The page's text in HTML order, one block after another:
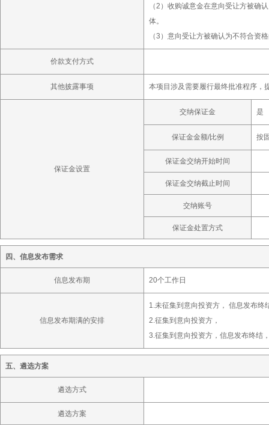
（2）收购诚意金在意向受让方被确
体。
（3）意向受让方被确认为不符合资
价款支付方式
其他披露事项 本项目涉及需要履行最终批准程序，
保证金设置
交纳保证金 是
保证金金额/比例 按
保证金交纳开始时间
保证金交纳截止时间
交纳账号
保证金处置方式
四、信息发布需求
信息发布期 20个工作日
信息发布期满的安排
1.未征集到意向投资方， 信息发布终
2.征集到意向投资方，
3.征集到意向投资方，信息发布终结
五、遴选方案
遴选方式
遴选方案